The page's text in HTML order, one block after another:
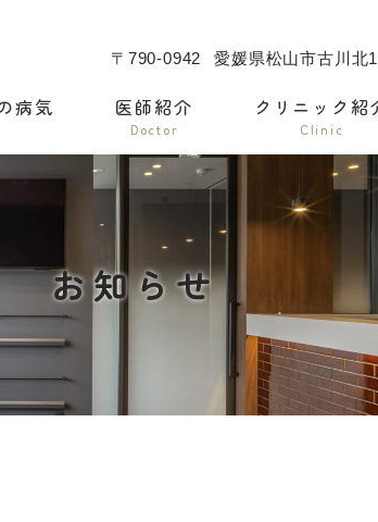
〒790-0942 愛媛県松山市古川北
病気 医師紹介
Doctor
クリニック紹
Clinic
お知らせ